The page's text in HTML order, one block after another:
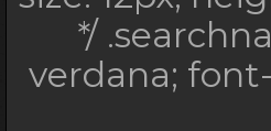
*/
verdana;